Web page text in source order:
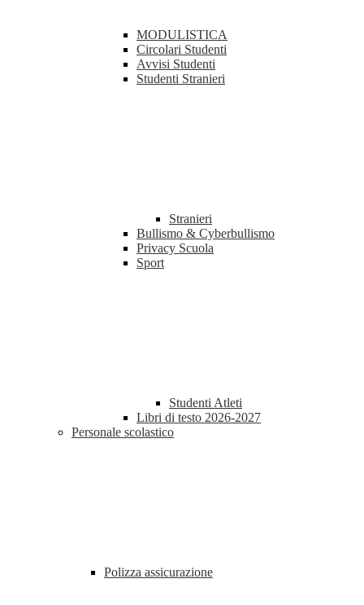
MODULISTICA
Circolari Studenti
Avvisi Studenti
Studenti Stranieri
Stranieri
Bullismo & Cyberbullismo
Privacy Scuola
Sport
Studenti Atleti
Libri di testo 2026-2027
Personale scolastico
Polizza assicurazione